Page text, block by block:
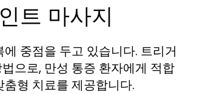
트 마사지
중점을 두고 있습니다. 트리거
으로, 만성 통증 환자에게 적합
형 치료를 제공합니다.